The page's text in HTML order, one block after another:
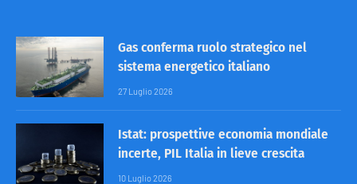
Gas conferma ruolo strategico nel
sistema energetico italiano
27 Luglio 2026
Istat: prospettive economia mondiale
incerte, PIL Italia in lieve crescita
10 Luglio 2026